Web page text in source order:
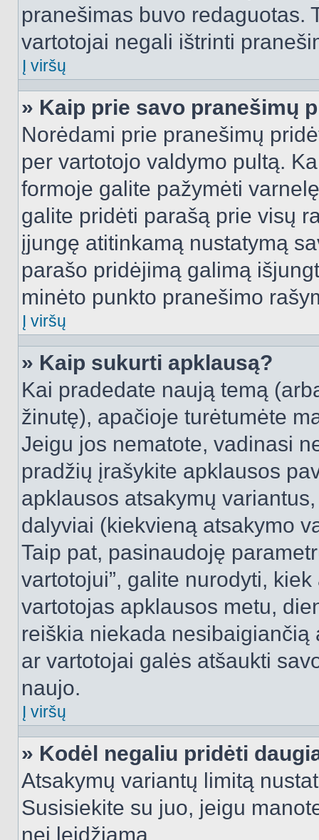
pranešimas buvo redaguotas.
vartotojai negali ištrinti
Į viršų
» Kaip prie savo pranešimų
Norėdami prie pranešimų
per vartotojo valdymo pultą.
formoje galite pažymėti
galite pridėti parašą prie visų
įjungę atitinkamą nustatymą
parašo pridėjimą galimą
minėto punkto pranešimo
Į viršų
» Kaip sukurti apklausą?
Kai pradedate naują temą
žinutę), apačioje turėtumėte
Jeigu jos nematote, vadinasi
pradžių įrašykite apklausos
apklausos atsakymų
dalyviai (kiekvieną atsakymo
Taip pat, pasinaudoję
vartotojui”, galite nurodyti,
vartotojas apklausos metu,
reiškia niekada
ar vartotojai galės atšaukti
naujo.
Į viršų
» Kodėl negaliu pridėti
Atsakymų variantų limitą
Susisiekite su juo, jeigu
nei leidžiama.